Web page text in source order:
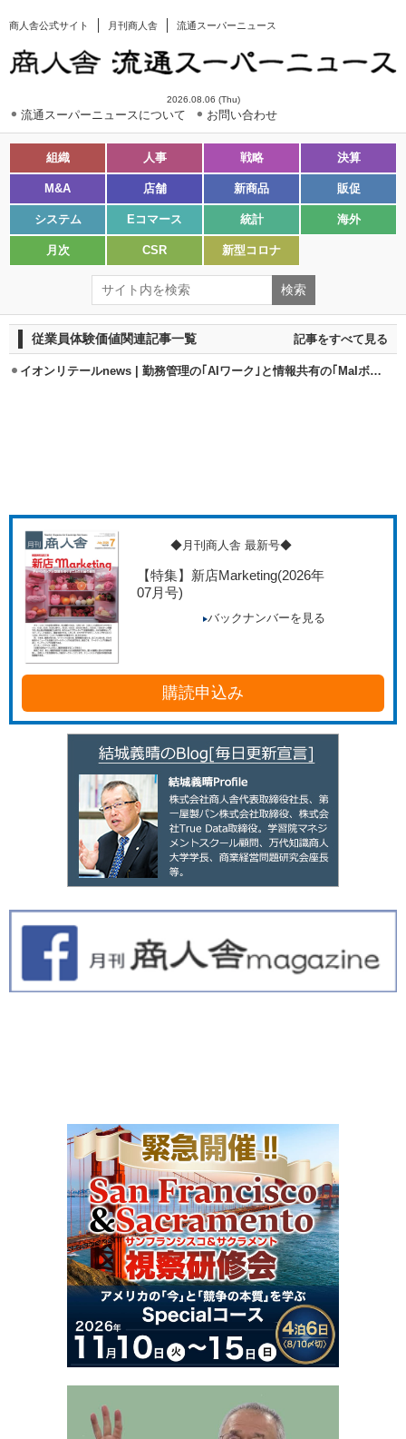
商人舎公式サイト 月刊商人舎 流通スーパーニュース
2026.08.06 (Thu)
流通スーパーニュースについて お問い合わせ
組織 人事 戦略 決算
M&A 店舗 新商品 販促
システム Eコマース 統計 海外
月次 CSR 新型コロナ
従業員体験価値関連記事一覧 記事をすべて見る
イオンリテールnews | 勤務管理の｢AIワーク｣と情報共有の｢MaIボード｣活用
◆月刊商人舎 最新号◆
【特集】新店Marketing(2026年
07月号)
バックナンバーを見る
購読申込み